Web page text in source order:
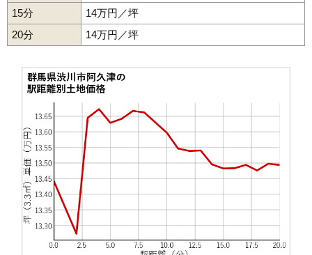
15分
14万円／坪
20分
14万円／坪